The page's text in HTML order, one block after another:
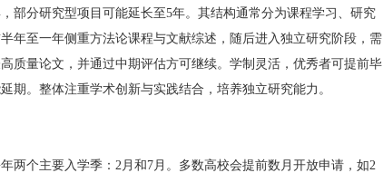
部分研究型项目可能延长至5年。其结构通常分为课程学习、研究
年至一年侧重方法论课程与文献综述，随后进入独立研究阶段，需
质量论文，并通过中期评估方可继续。学制灵活，优秀者可提前毕
期。整体注重学术创新与实践结合，培养独立研究能力。
两个主要入学季：2月和7月。多数高校会提前数月开放申请，如2